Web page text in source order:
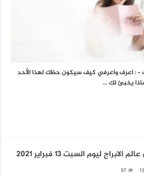
– : اعرف واعرفي كيف سيكون حظك لهذا الأحد
ليوم السبت 13 فبراير 2021
97